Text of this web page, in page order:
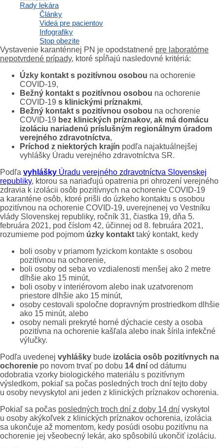
Rady lekára
Články
Videá pre pacientov
Infografiky
Stop obezite
O vystavenie takejto karanténnej PN osoba spravidla
. O vystavenie karanténnej PN osoba nepožiada, ak
má možnosť využiť home office, prípadne čerpať dovolenku.
Vystavenie karanténnej PN je opodstatnené pre laboratórne
nepotvrdené prípady, ktoré spĺňajú nasledovné kritériá:
Úzky kontakt s pozitívnou osobou na ochorenie
COVID-19,
Bežný kontakt s pozitívnou osobou na ochorenie
COVID-19 s klinickými príznakmi,
Bežný kontakt s pozitívnou osobou na ochorenie
COVID-19 bez klinických príznakov, ak má domácu
izoláciu nariadenú príslušným regionálnym úradom
verejného zdravotníctva,
Príchod z niektorých krajín podľa najaktuálnejšej
vyhlášky Úradu verejného zdravotníctva SR.
Podľa vyhlášky Úradu verejného zdravotníctva Slovenskej
republiky, ktorou sa nariaďujú opatrenia pri ohrození verejného
zdravia k izolácii osôb pozitívnych na ochorenie COVID-19
a karanténe osôb, ktoré prišli do úzkeho kontaktu s osobou
pozitívnou na ochorenie COVID-19, uverejnenej vo Vestníku
vlády Slovenskej republiky, ročník 31, čiastka 19, dňa 5.
februára 2021, pod číslom 42, účinnej od 8. februára 2021,
rozumieme pod pojmom úzky kontakt taký kontakt, kedy
boli osoby v priamom fyzickom kontakte s osobou
pozitívnou na ochorenie,
boli osoby od seba vo vzdialenosti menšej ako 2 metre
dlhšie ako 15 minút,
boli osoby v interiérovom alebo inak uzatvorenom
priestore dlhšie ako 15 minút,
osoby cestovali spoločne dopravným prostriedkom dlhšie
ako 15 minút, alebo
osoby nemali prekryté horné dýchacie cesty a osoba
pozitívna na ochorenie kašľala alebo inak šírila infekčné
výlučky.
Podľa uvedenej vyhlášky bude izolácia osôb pozitívnych na
ochorenie po novom trvať po dobu 14 dní od dátumu
odobratia vzorky biologického materiálu s pozitívnym
výsledkom, pokiaľ sa počas posledných troch dní tejto doby
u osoby nevyskytol ani jeden z klinických príznakov ochorenia.
Pokiaľ sa počas posledných troch dní z doby 14 dní vyskytol
u osoby akýkoľvek z klinických príznakov ochorenia, izolácia
sa ukončuje až momentom, kedy posúdi osobu pozitívnu na
ochorenie jej všeobecný lekár, ako spôsobilú ukončiť izoláciu.